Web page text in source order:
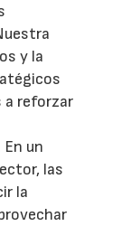
y la
a reforzar
un
las
la